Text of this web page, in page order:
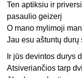
Ten aptiksiu ir
pasaulio geizerį
O mano mylimoji
Jau esu aštuntų durų
Ir jūs devintos durys
Atsiveriančios tarp